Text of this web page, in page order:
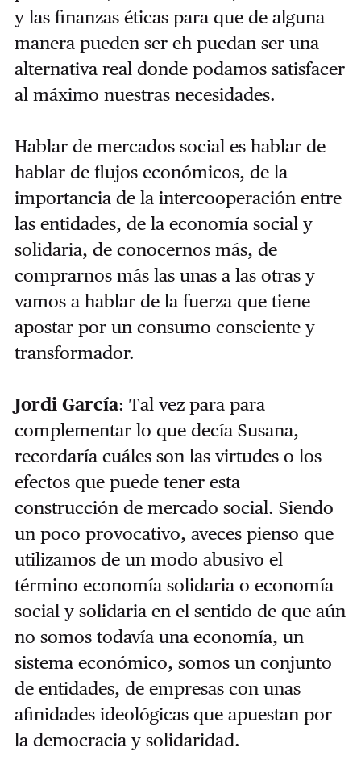
y las finanzas éticas para que de alguna
manera pueden ser eh puedan ser una
alternativa real donde podamos satisfacer
al máximo nuestras necesidades.
Hablar de mercados social es hablar de
hablar de flujos económicos, de la
importancia de la intercooperación entre
las entidades, de la economía social y
solidaria, de conocernos más, de
comprarnos más las unas a las otras y
vamos a hablar de la fuerza que tiene
apostar por un consumo consciente y
transformador.
Jordi García: Tal vez para para
complementar lo que decía Susana,
recordaría cuáles son las virtudes o los
efectos que puede tener esta
construcción de mercado social. Siendo
un poco provocativo, aveces pienso que
utilizamos de un modo abusivo el
término economía solidaria o economía
social y solidaria en el sentido de que aún
no somos todavía una economía, un
sistema económico, somos un conjunto
de entidades, de empresas con unas
afinidades ideológicas que apuestan por
la democracia y solidaridad.